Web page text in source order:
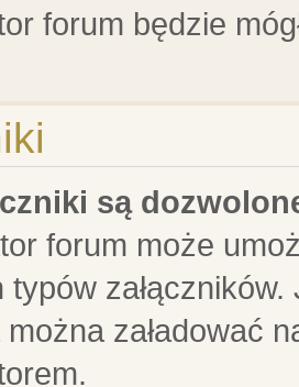
forum będzie
są
forum może
typów
można załadować